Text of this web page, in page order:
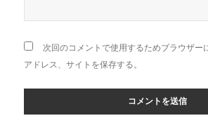
次回のコメントで使用するためブラウザー
アドレス、サイトを保存する。